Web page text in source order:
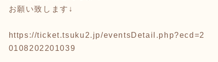
お願い致します↓
https://ticket.tsuku2.jp/eventsDetail.php?ecd=2
0108202201039